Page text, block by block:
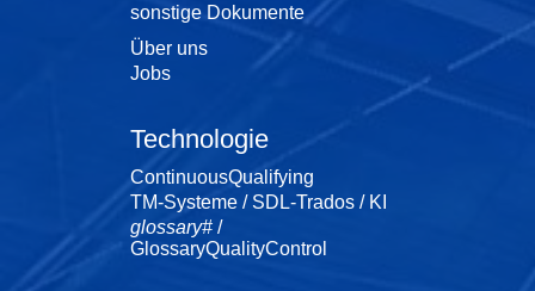
sonstige Dokumente
Über uns
Jobs
Technologie
ContinuousQualifying
TM-Systeme / SDL-Trados / KI
glossary# /
GlossaryQualityControl